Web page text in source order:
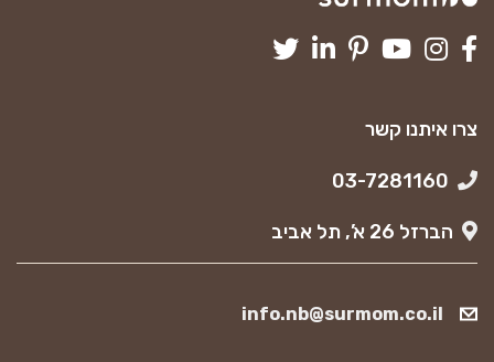
צרו איתנו קשר
הברזל 26 א’, תל אביב
info.nb@surmom.co.il